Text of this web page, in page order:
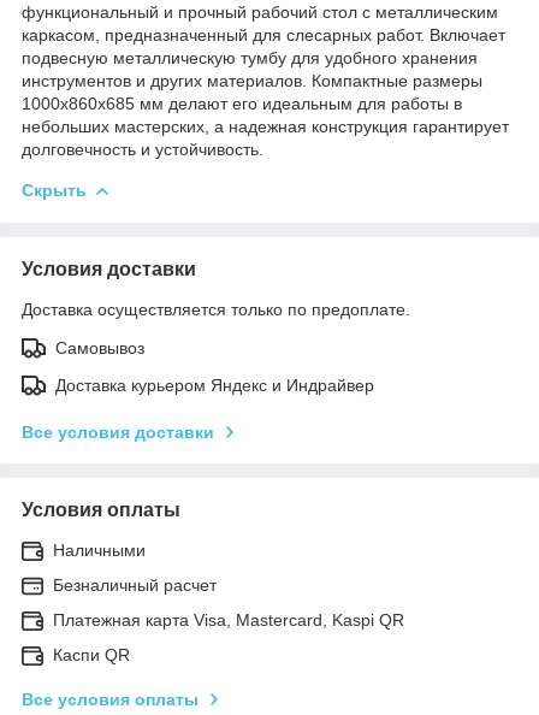
функциональный и прочный рабочий стол с металлическим
каркасом, предназначенный для слесарных работ. Включает
подвесную металлическую тумбу для удобного хранения
инструментов и других материалов. Компактные размеры
1000х860х685 мм делают его идеальным для работы в
небольших мастерских, а надежная конструкция гарантирует
долговечность и устойчивость.
Скрыть
Условия доставки
Доставка осуществляется только по предоплате.
Самовывоз
Доставка курьером Яндекс и Индрайвер
Все условия доставки
Условия оплаты
Наличными
Безналичный расчет
Платежная карта Visa, Mastercard, Kaspi QR
Каспи QR
Все условия оплаты